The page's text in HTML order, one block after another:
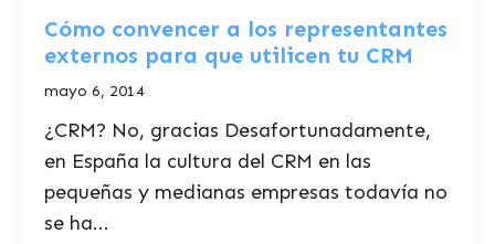
Cómo convencer a los representantes
externos para que utilicen tu CRM
mayo 6, 2014
¿CRM? No, gracias Desafortunadamente,
en España la cultura del CRM en las
pequeñas y medianas empresas todavía no
se ha...